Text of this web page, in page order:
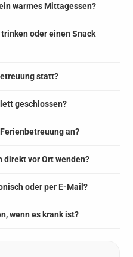
warmes Mittagessen?
oder einen Snack
statt?
geschlossen?
an?
direkt vor Ort wenden?
oder per E-Mail?
wenn es krank ist?